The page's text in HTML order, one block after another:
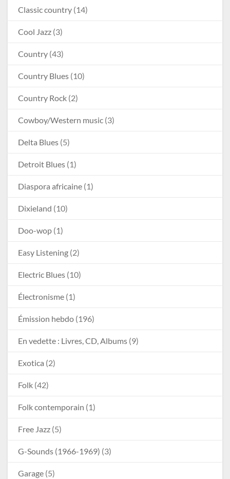
Classic country (14)
Cool Jazz (3)
Country (43)
Country Blues (10)
Country Rock (2)
Cowboy/Western music (3)
Delta Blues (5)
Detroit Blues (1)
Diaspora africaine (1)
Dixieland (10)
Doo-wop (1)
Easy Listening (2)
Electric Blues (10)
Électronisme (1)
Émission hebdo (196)
En vedette : Livres, CD, Albums (9)
Exotica (2)
Folk (42)
Folk contemporain (1)
Free Jazz (5)
G-Sounds (1966-1969) (3)
Garage (5)